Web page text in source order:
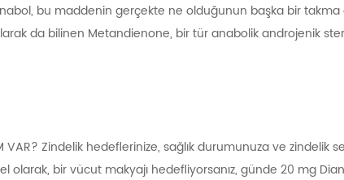
bu maddenin gerçekte ne olduğunun başka bir takma
da bilinen Metandienone, bir tür anabolik androjenik
VAR? Zindelik hedeflerinize, sağlık durumunuza ve zindelik
olarak, bir vücut makyajı hedefliyorsanız, günde 20 mg